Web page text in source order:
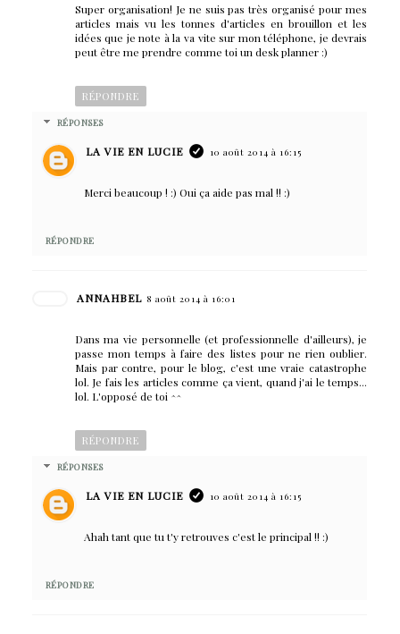
Super organisation! Je ne suis pas très organisé pour mes
articles mais vu les tonnes d'articles en brouillon et les
idées que je note à la va vite sur mon téléphone, je devrais
peut être me prendre comme toi un desk planner :)
RÉPONDRE
RÉPONSES
LA VIE EN LUCIE 10 août 2014 à 16:15
Merci beaucoup ! :) Oui ça aide pas mal !! :)
RÉPONDRE
ANNAHBEL 8 août 2014 à 16:01
Dans ma vie personnelle (et professionnelle d'ailleurs), je
passe mon temps à faire des listes pour ne rien oublier.
Mais par contre, pour le blog, c'est une vraie catastrophe
lol. Je fais les articles comme ça vient, quand j'ai le temps...
lol. L'opposé de toi ^^
RÉPONDRE
RÉPONSES
LA VIE EN LUCIE 10 août 2014 à 16:15
Ahah tant que tu t'y retrouves c'est le principal !! :)
RÉPONDRE